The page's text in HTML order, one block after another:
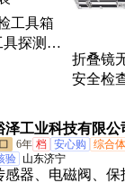
工具箱
具探测仪
折叠镜
安全检
包9件工
泽工业科技有限公
6年 档 安心购 综合
验 山东济宁
感器、电磁阀、